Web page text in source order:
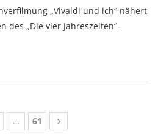
„Vivaldi und ich“ nähert
des „Die vier Jahreszeiten“-
… 61